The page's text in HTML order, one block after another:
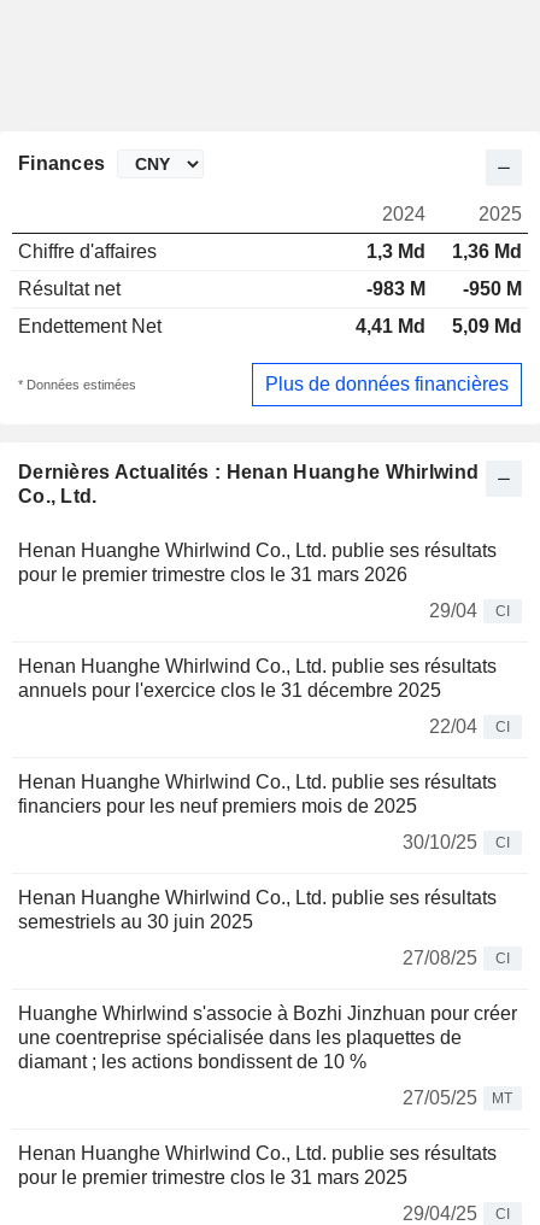
Dernières Actualités : Henan Huanghe Whirlwind
Co., Ltd.
Henan Huanghe Whirlwind Co., Ltd. publie ses résultats
pour le premier trimestre clos le 31 mars 2026
29/04
CI
Henan Huanghe Whirlwind Co., Ltd. publie ses résultats
annuels pour l'exercice clos le 31 décembre 2025
22/04
CI
Henan Huanghe Whirlwind Co., Ltd. publie ses résultats
financiers pour les neuf premiers mois de 2025
30/10/25
CI
Henan Huanghe Whirlwind Co., Ltd. publie ses résultats
semestriels au 30 juin 2025
27/08/25
CI
Huanghe Whirlwind s'associe à Bozhi Jinzhuan pour créer
une coentreprise spécialisée dans les plaquettes de
diamant ; les actions bondissent de 10 %
27/05/25
MT
Henan Huanghe Whirlwind Co., Ltd. publie ses résultats
pour le premier trimestre clos le 31 mars 2025
29/04/25
CI
Finances
2024
2025
Chiffre d'affaires
1,3 Md
1,36 Md
Résultat net
-983 M
-950 M
Endettement Net
4,41 Md 5,09 Md
* Données estimées Plus de données financières